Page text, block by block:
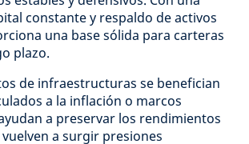
constante y respaldo de activos
una base sólida para carteras
plazo.
de infraestructuras se benefician
a la inflación o marcos
a preservar los rendimientos
a surgir presiones